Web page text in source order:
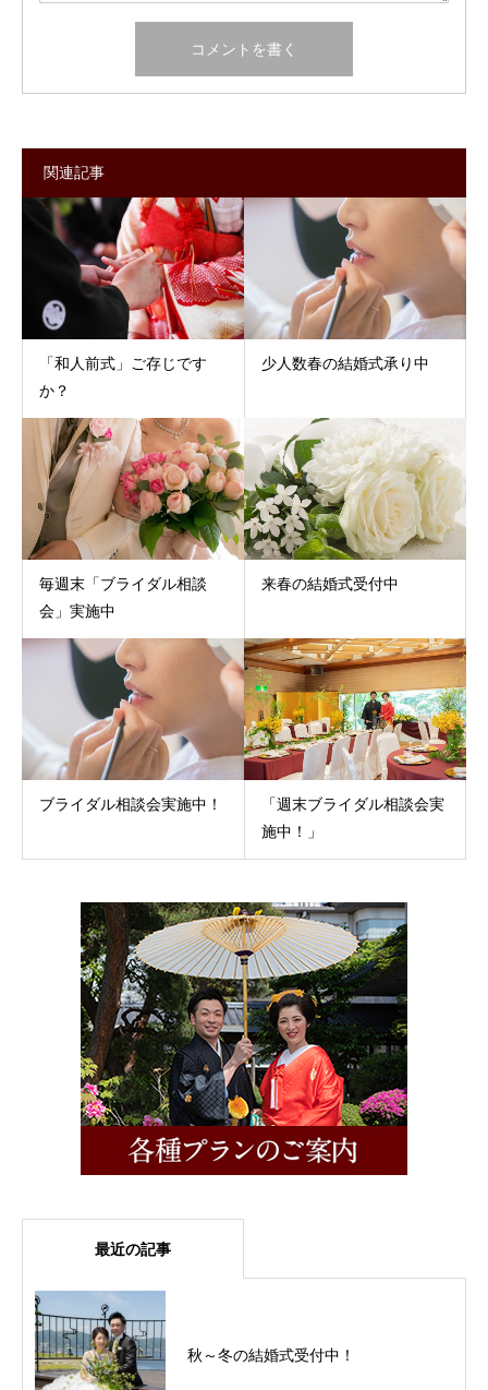
関連記事
「和人前式」ご存じです
か？
少人数春の結婚式承り中
毎週末「ブライダル相談
会」実施中
来春の結婚式受付中
ブライダル相談会実施中！
「週末ブライダル相談会実
施中！」
最近の記事
秋～冬の結婚式受付中！